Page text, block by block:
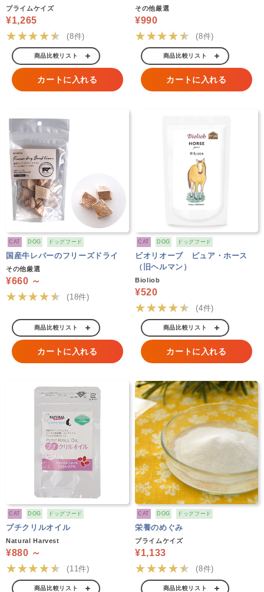
プライムケイズ
¥1,265
★★★★★ (8件)
商品比較リスト
カートに入れる
その他厳選
¥990
★★★★★ (8件)
商品比較リスト
カートに入れる
CAT DOG ドッグフード
国産牛レバーのフリーズドライ
その他厳選
¥660 ～
★★★★★ (18件)
商品比較リスト
カートに入れる
CAT DOG ドッグフード
ビオリオーブ ピュア・ホース
（旧ヘルマン）
Bioliob
¥520
★★★★★ (4件)
商品比較リスト
カートに入れる
CAT DOG ドッグフード
プチクリルオイル
Natural Harvest
¥880 ～
★★★★★ (11件)
商品比較リスト
CAT DOG ドッグフード
栄養のめぐみ
プライムケイズ
¥1,133
★★★★★ (8件)
商品比較リスト